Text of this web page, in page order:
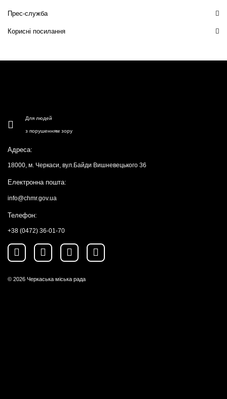
Прес-служба
Корисні посилання
Для людей
з порушенням зору
Адреса:
18000, м. Черкаси, вул.Байди Вишневецького 36
Електронна пошта:
info@chmr.gov.ua
Телефон:
+38 (0472) 36-01-70
© 2026 Черкаська міська рада